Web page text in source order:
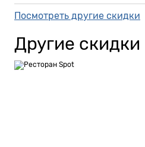
Посмотреть другие скидки
Другие скидки